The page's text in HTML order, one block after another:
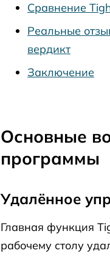
Сравнение
Реальные
вердикт
Заключение
Основные
программы
Удалённое
Главная функция
рабочему столу